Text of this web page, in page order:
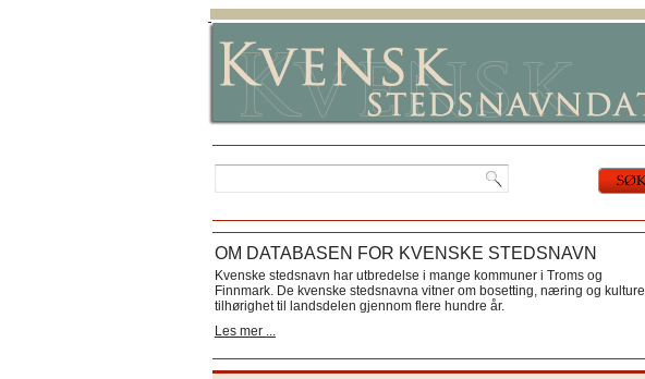
OM DATABASEN FOR KVENSKE STEDSNAVN
Kvenske stedsnavn har utbredelse i mange kommuner i Troms og
Finnmark. De kvenske stedsnavna vitner om bosetting, næring og kulturell
tilhørighet til landsdelen gjennom flere hundre år.
Les mer ...